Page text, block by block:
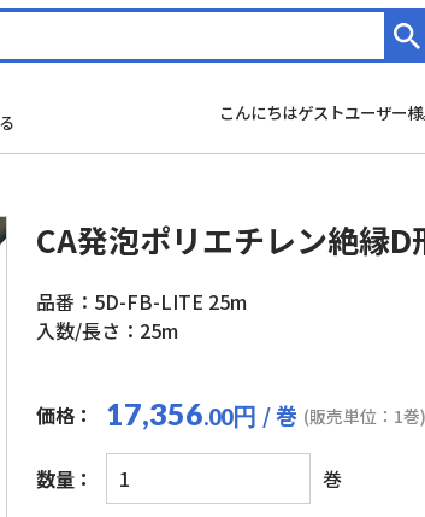
こんにちはゲストユーザー
CA発泡ポリエチレン絶縁D
品番：5D-FB-LITE 25m
入数/長さ：25m
価格： 17,356.00円 / 巻 (販売単位：1巻)
数量：
CA
発
巻